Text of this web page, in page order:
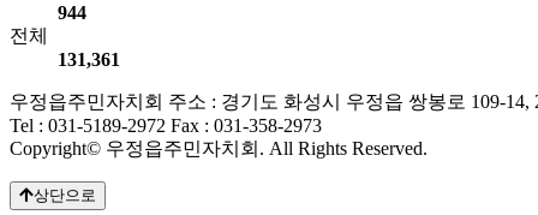
944
전체
131,361
우정읍주민자치회 주소 : 경기도 화성시 우정읍 쌍봉로 109-14,
Tel : 031-5189-2972 Fax : 031-358-2973
Copyright© 우정읍주민자치회. All Rights Reserved.
상단으로